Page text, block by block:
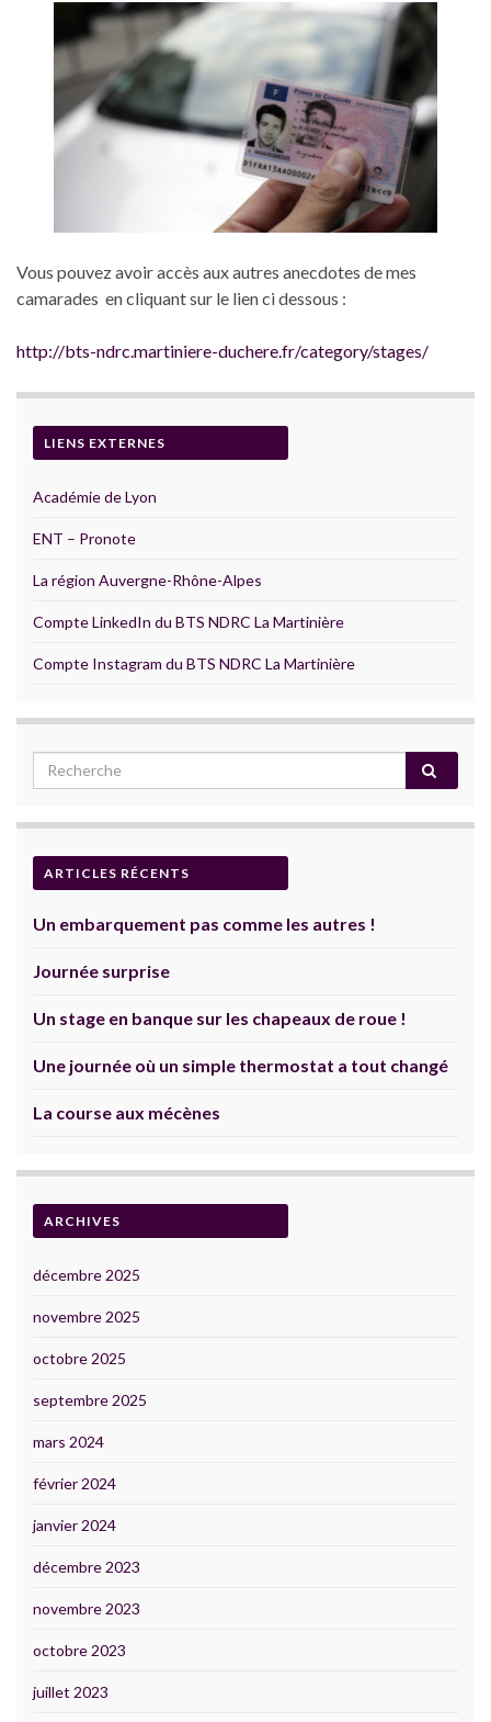
Vous pouvez avoir accès aux autres anecdotes de mes
camarades en cliquant sur le lien ci dessous :
http://bts-ndrc.martiniere-duchere.fr/category/stages/
LIENS EXTERNES
Académie de Lyon
ENT – Pronote
La région Auvergne-Rhône-Alpes
Compte LinkedIn du BTS NDRC La Martinière
Compte Instagram du BTS NDRC La Martinière
ARTICLES RÉCENTS
Un embarquement pas comme les autres !
Journée surprise
Un stage en banque sur les chapeaux de roue !
Une journée où un simple thermostat a tout changé
La course aux mécènes
ARCHIVES
décembre 2025
novembre 2025
octobre 2025
septembre 2025
mars 2024
février 2024
janvier 2024
décembre 2023
novembre 2023
octobre 2023
juillet 2023